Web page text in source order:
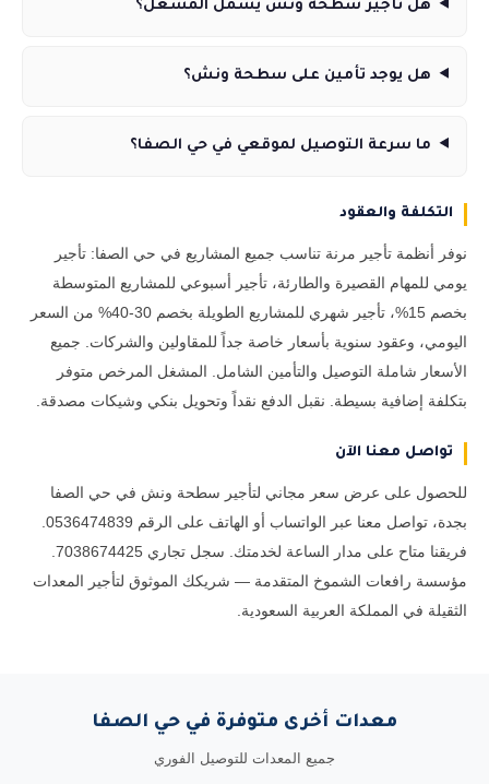
هل تأجير سطحة ونش يشمل المشغل؟
هل يوجد تأمين على سطحة ونش؟
ما سرعة التوصيل لموقعي في حي الصفا؟
التكلفة والعقود
نوفر أنظمة تأجير مرنة تناسب جميع المشاريع في حي الصفا: تأجير
يومي للمهام القصيرة والطارئة، تأجير أسبوعي للمشاريع المتوسطة
بخصم 15%، تأجير شهري للمشاريع الطويلة بخصم 30-40% من السعر
اليومي، وعقود سنوية بأسعار خاصة جداً للمقاولين والشركات. جميع
الأسعار شاملة التوصيل والتأمين الشامل. المشغل المرخص متوفر
بتكلفة إضافية بسيطة. نقبل الدفع نقداً وتحويل بنكي وشيكات مصدقة.
تواصل معنا الآن
للحصول على عرض سعر مجاني لتأجير سطحة ونش في حي الصفا
مؤسسة رافعات الشموخ المتقدمة — شريكك الموثوق لتأجير المعدات
الثقيلة في المملكة العربية السعودية.
معدات أخرى متوفرة في حي الصفا
جميع المعدات للتوصيل الفوري